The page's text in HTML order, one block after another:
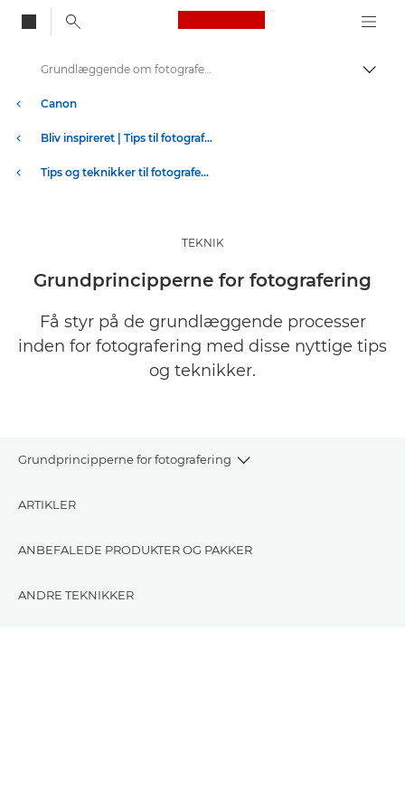
Canon Logo, back
Skift
Canon
Bliv inspireret | Tips til fotografering og print og købervejledninger
Tips og teknikker til fotografering og print
Grundlæggende om fotografering | Bliv inspireret
TEKNIK
Grundprincipperne for fotografering
Få styr på de grundlæggende processer
inden for fotografering med disse nyttige tips
og teknikker.
Grundprincipperne for fotografering
ARTIKLER
ANBEFALEDE PRODUKTER OG PAKKER
ANDRE TEKNIKKER